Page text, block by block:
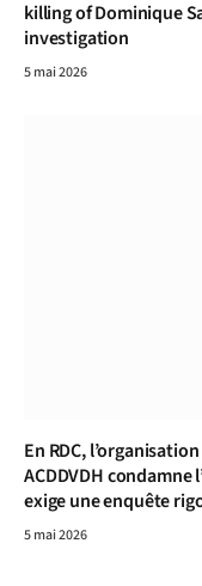
killing of Dominique
investigation
5 mai 2026
En RDC,
ACDDVDH condamne
exige une enquête
5 mai 2026